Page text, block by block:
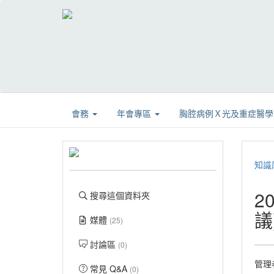
會務 年會專區 胸腔病例Ｘ光及重症醫
搜尋這個資料夾
媒體 (25)
討論區 (0)
常見 Q&A (0)
知識
管理